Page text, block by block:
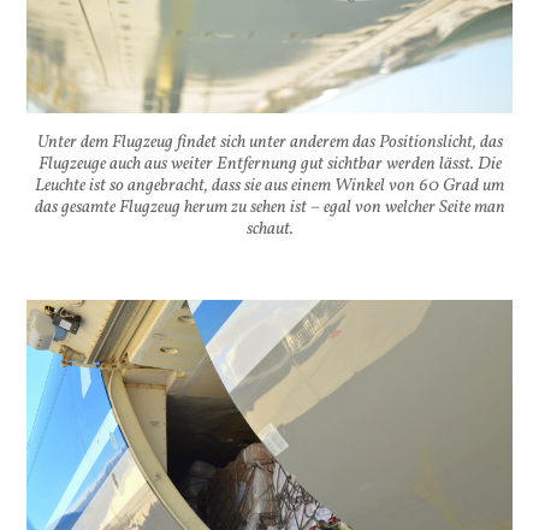
Unter dem Flugzeug findet sich unter anderem das Positionslicht, das
Flugzeuge auch aus weiter Entfernung gut sichtbar werden lässt. Die
Leuchte ist so angebracht, dass sie aus einem Winkel von 60 Grad um
das gesamte Flugzeug herum zu sehen ist – egal von welcher Seite man
schaut.